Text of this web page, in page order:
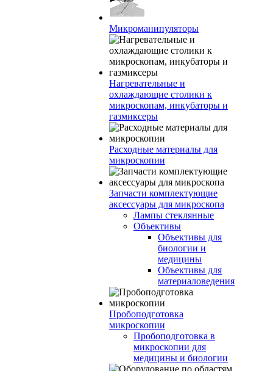
Микроманипуляторы
Нагревательные и
охлаждающие столики к
микроскопам, инкубаторы и
газмиксеры
Расходные материалы для
микроскопии
Запчасти комплектующие
аксессуары для микроскопа
Лампы стеклянные
Объективы
Объективы для
биологии и
медицины
Объективы для
материаловедения
Пробоподготовка
микроскопии
Пробоподготовка в
микроскопии для
медицины и биологии